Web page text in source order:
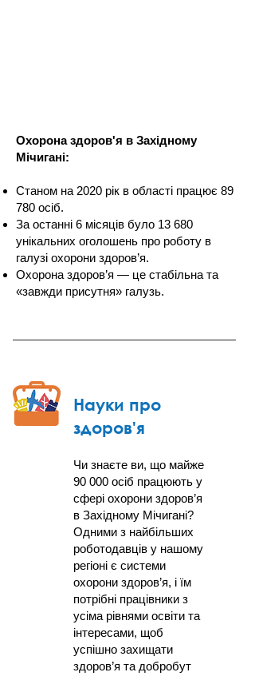
Охорона здоров'я в Західному
Мічигані:
Станом на 2020 рік в області працює 89
780 осіб.
За останні 6 місяців було 13 680
унікальних оголошень про роботу в
галузі охорони здоров’я.
Охорона здоров’я — це стабільна та
«завжди присутня» галузь.
Науки про
здоров'я
Чи знаєте ви, що майже
90 000 осіб працюють у
сфері охорони здоров’я
в Західному Мічигані?
Одними з найбільших
роботодавців у нашому
регіоні є системи
охорони здоров’я, і їм
потрібні працівники з
усіма рівнями освіти та
інтересами, щоб
успішно захищати
здоров’я та добробут